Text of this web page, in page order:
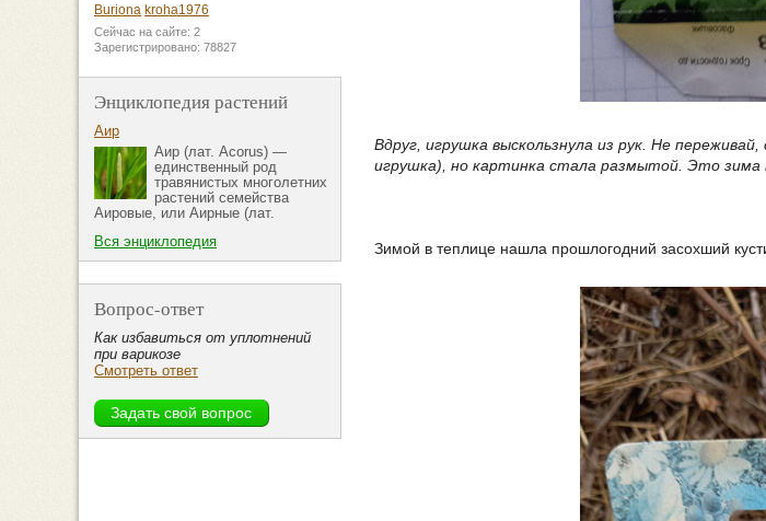
Вдруг, игрушка выскользнула из рук. Не
игрушка), но картинка стала размытой. Это зима
Зимой в теплице нашла прошлогодний засохший
Buriona kroha1976
Сейчас на сайте: 2
Зарегистрировано: 78827
Энциклопедия растений
Аир
Аир (лат. Acorus) —
единственный род
травянистых многолетних
растений семейства
Аировые, или Аирные (лат.
Вся энциклопедия
Вопрос-ответ
Как избавиться от уплотнений
при варикозе
Смотреть ответ